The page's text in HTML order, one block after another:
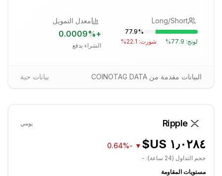
Long/Short
77.9%
لونج: 77.9
% شورت: 22.1
%
معدل التمويل
+
0.0009%
الشراء يدفع
البيانات مقدمة من COINOTAG DATA بيانات حية
Ripple يومي
▼
-0.64%
حجم التداول (24 ساعة):
-
مستويات المقاومة